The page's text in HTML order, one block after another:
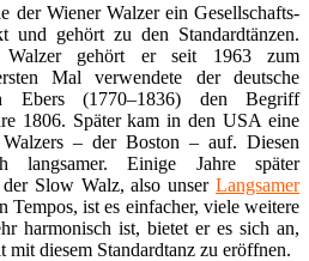
der Wiener Walzer ein Gesellschafts-
und gehört zu den Standardtänzen.
gehört er seit 1963 zum
Mal verwendete der deutsche
Ebers (1770–1836) den Begriff
1806. Später kam in den USA eine
– der Boston – auf. Diesen
langsamer. Einige Jahre später
Slow Walz, also unser Langsamer
Tempos, ist es einfacher, viele weitere
harmonisch ist, bietet er es sich an,
diesem Standardtanz zu eröffnen.